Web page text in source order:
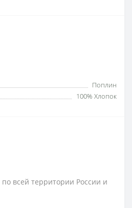
Поплин
100% Хлопок
всей территории России и